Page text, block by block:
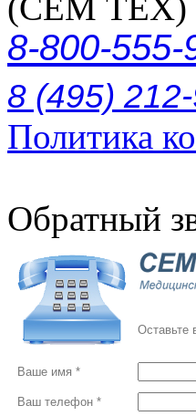
8-800-555-
8 (495)
Политика
Обратный
Оставьте
Ваше имя *
Ваш телефон *